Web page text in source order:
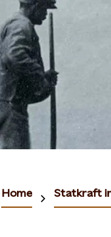
Home Statkraft